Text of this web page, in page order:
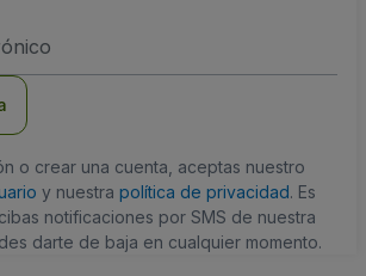
o crear una cuenta, aceptas nuestro
y nuestra política de privacidad. Es
notificaciones por SMS de nuestra
darte de baja en cualquier momento.